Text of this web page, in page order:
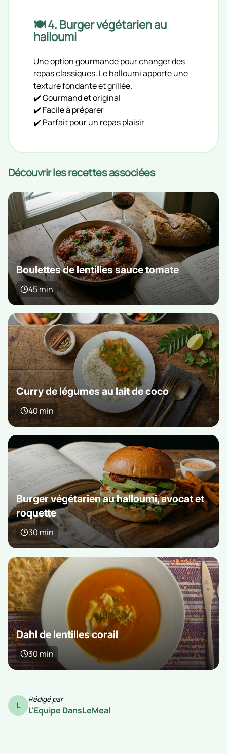
🍽️ 4. Burger végétarien au
halloumi
Une option gourmande pour changer des
repas classiques. Le halloumi apporte une
texture fondante et grillée.
✔️ Gourmand et original
✔️ Facile à préparer
✔️ Parfait pour un repas plaisir
Découvrir les recettes associées
Boulettes de lentilles sauce tomate
45 min
Curry de légumes au lait de coco
40 min
Burger végétarien au halloumi, avocat et
roquette
30 min
Dahl de lentilles corail
30 min
L
Rédigé par
L'Equipe DansLeMeal